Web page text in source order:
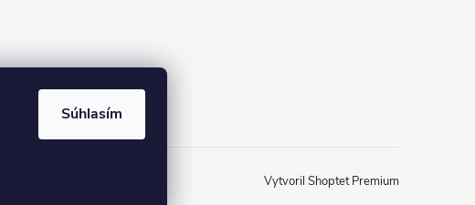
Súhlasím
Vytvoril Shoptet Premium